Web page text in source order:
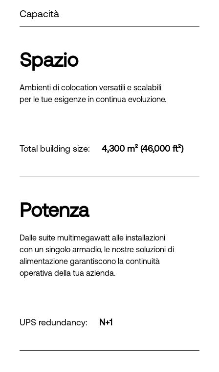
Capacità
Spazio
Ambienti di colocation versatili e scalabili
per le tue esigenze in continua evoluzione.
Total building size: 4,300 m² (46,000 ft²)
Potenza
Dalle suite multimegawatt alle installazioni
con un singolo armadio, le nostre soluzioni di
alimentazione garantiscono la continuità
operativa della tua azienda.
UPS redundancy: N+1